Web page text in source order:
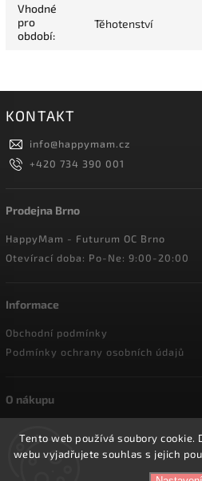
Tento web používá soubory
webu vyjadřujete souhlas s jejich
Vhodné
pro
období:
Těhotenství
KONTAKT
info@happymam.cz
+420 734 390 001
Prodejna Brno
HappyMam - Futurum OC Brno
Otevírací doba: Po-Ne: 9:00-20:00
Informace
Obchodní podmínky
Podmínky ochrany osobních údajů
O nákupu
Reklamace a vrácení zboží